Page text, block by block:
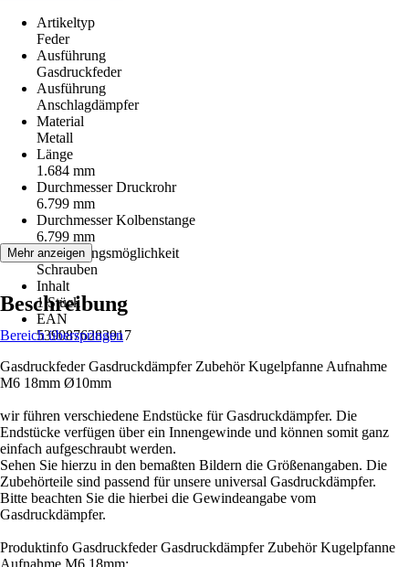
Artikeltyp
Feder
Ausführung
Gasdruckfeder
Ausführung
Anschlagdämpfer
Material
Metall
Länge
1.684 mm
Durchmesser Druckrohr
6.799 mm
Durchmesser Kolbenstange
6.799 mm
Befestigungsmöglichkeit
Schrauben
Inhalt
1 Stück
EAN
5390876283917
Mehr anzeigen
Beschreibung
Bereich überspringen
Gasdruckfeder Gasdruckdämpfer Zubehör Kugelpfanne Aufnahme
M6 18mm Ø10mm
wir führen verschiedene Endstücke für Gasdruckdämpfer. Die
Endstücke verfügen über ein Innengewinde und können somit ganz
einfach aufgeschraubt werden.
Sehen Sie hierzu in den bemaßten Bildern die Größenangaben. Die
Zubehörteile sind passend für unsere universal Gasdruckdämpfer.
Bitte beachten Sie die hierbei die Gewindeangabe vom
Gasdruckdämpfer.
Produktinfo Gasdruckfeder Gasdruckdämpfer Zubehör Kugelpfanne
Aufnahme M6 18mm: